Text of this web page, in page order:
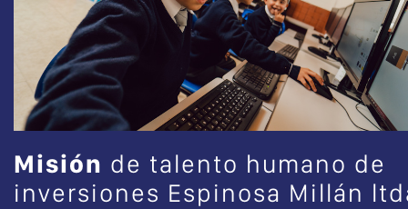
Misión de talento humano de
inversiones Espinosa Millán